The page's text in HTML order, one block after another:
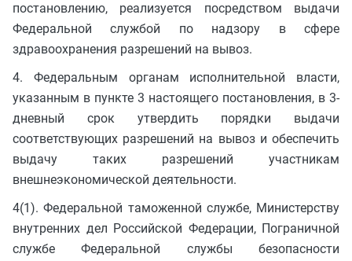
постановлению, реализуется посредством выдачи
Федеральной службой по надзору в сфере
здравоохранения разрешений на вывоз.
4. Федеральным органам исполнительной власти,
указанным в пункте 3 настоящего постановления, в 3-
дневный срок утвердить порядки выдачи
соответствующих разрешений на вывоз и обеспечить
выдачу таких разрешений участникам
внешнеэкономической деятельности.
4(1). Федеральной таможенной службе, Министерству
внутренних дел Российской Федерации, Пограничной
службе Федеральной службы безопасности